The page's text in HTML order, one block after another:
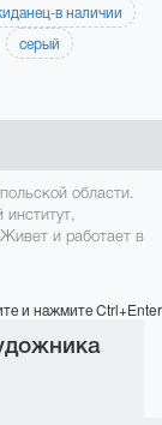
в наличии
серый
области.
и работает в
и нажмите Ctrl+Enter